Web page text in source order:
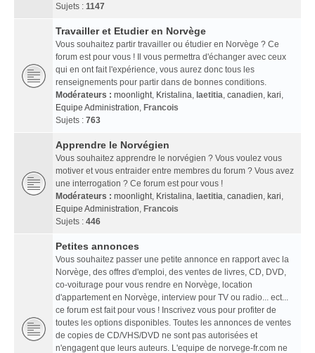
Sujets : 1147
Travailler et Etudier en Norvège
Vous souhaitez partir travailler ou étudier en Norvège ? Ce
forum est pour vous ! Il vous permettra d'échanger avec ceux
qui en ont fait l'expérience, vous aurez donc tous les
renseignements pour partir dans de bonnes conditions.
Modérateurs : moonlight, Kristalina, laetitia, canadien, kari,
Equipe Administration, Francois
Sujets : 763
Apprendre le Norvégien
Vous souhaitez apprendre le norvégien ? Vous voulez vous
motiver et vous entraider entre membres du forum ? Vous avez
une interrogation ? Ce forum est pour vous !
Modérateurs : moonlight, Kristalina, laetitia, canadien, kari,
Equipe Administration, Francois
Sujets : 446
Petites annonces
Vous souhaitez passer une petite annonce en rapport avec la
Norvège, des offres d'emploi, des ventes de livres, CD, DVD,
co-voiturage pour vous rendre en Norvège, location
d'appartement en Norvège, interview pour TV ou radio... ect...
ce forum est fait pour vous ! Inscrivez vous pour profiter de
toutes les options disponibles. Toutes les annonces de ventes
de copies de CD/VHS/DVD ne sont pas autorisées et
n'engagent que leurs auteurs. L'equipe de norvege-fr.com ne